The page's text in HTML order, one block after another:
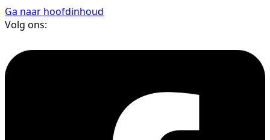
Ga naar hoofdinhoud
Volg ons: